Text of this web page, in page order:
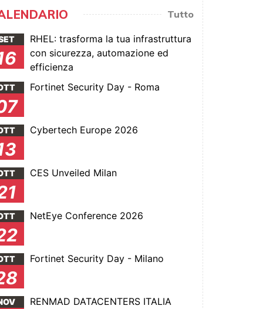
Tutto
RHEL: trasforma la tua infrastruttura
con sicurezza, automazione ed
efficienza
Fortinet Security Day - Roma
Cybertech Europe 2026
CES Unveiled Milan
NetEye Conference 2026
Fortinet Security Day - Milano
RENMAD DATACENTERS ITALIA